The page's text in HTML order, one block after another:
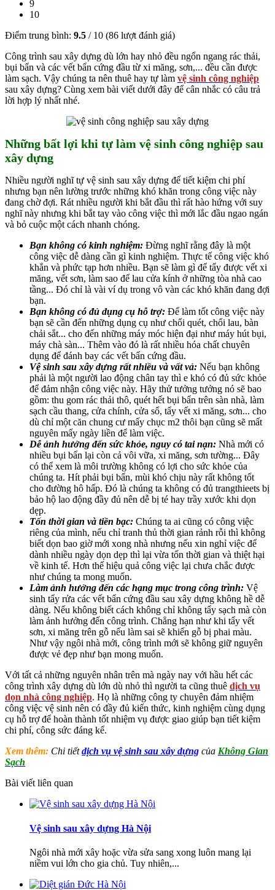
9
10
Điểm trung bình: 9.5 / 10 (86 lượt đánh giá)
Công trình sau xây dựng dù lớn hay nhỏ đều ngổn ngang rác thải,
bụi bẩn và các vết bẩn cứng đầu từ xi măng, sơn,... đều cần được
làm sạch. Vậy chúng ta nên thuê hay tự làm vệ sinh công nghiệp
sau xây dựng? Cùng xem bài viết dưới đây để cân nhắc có câu trả
lời hợp lý nhất nhé.
Những bất lợi khi tự làm vệ sinh công nghiệp sau
xây dựng
Nhiều người nghĩ tự vệ sinh sau xây dựng để tiết kiệm chi phí
nhưng bạn nên lường trước những khó khăn trong công việc này
đang chờ đợi. Rát nhiều người khi bắt đầu thì rất hào hứng với suy
nghĩ này nhưng khi bắt tay vào công việc thì mới lắc đầu ngao ngán
và bỏ cuộc một cách nhanh chóng.
Bạn không có kinh nghiệm: Đừng nghĩ rằng đây là một
công việc dễ dàng cần gì kinh nghiệm. Thực tế công việc khó
khắn và phức tạp hơn nhiều. Bạn sẽ làm gì để tẩy được vết xi
măng, vết sơn, làm sao để lau cửa kính ở những tòa nhà cao
tầng... Đó chỉ là vài ví dụ trong vô vàn các khó khăn đang đợi
bạn.
Bạn không có đủ dụng cụ hỗ trợ: Để làm tốt công việc này
bạn sẽ cần đến những dụng cụ như chổi quét, chổi lau, bàn
chải sắt... cho đến những máy móc hiện đại như máy hút bụi,
máy chà sàn... Thêm vào đó là rất nhiều hóa chất chuyên
dụng để đánh bay các vết bẩn cứng đầu.
Vệ sinh sau xây dựng rất nhiều và vất vả: Nếu bạn không
phải là một người lao động chân tay thì e khó có đủ sức khỏe
để đảm nhận công việc này. Hãy thử tưởng tưởng nó sẽ bao
gồm: thu gom rác thải thô, quét hết bụi bẩn trên sàn nhà, làm
sạch cầu thang, cửa chính, cửa sổ, tẩy vết xi măng, sơn... cho
dù chỉ một căn chung cư mấy chục m2 thôi bạn cũng sẽ mất
nguyên mấy ngày liền để làm việc.
Dễ ảnh hưởng đến sức khỏe, nguy có tai nạn: Nhà mới có
nhiều bụi bẩn lại còn cả vôi vữa, xi măng, sơn tường... Đây
có thể xem là môi trường không có lợi cho sức khỏe của
chúng ta. Hít phải bụi bẩn, mùi khó chịu này rất không tốt
cho đường hô hấp. Đó là chúng ta không có đủ trangthieets bị
bảo hộ lao động đầy đủ nên dễ bị té hay trầy xước khi dọn
dẹp.
Tốn thời gian và tiền bạc: Chúng ta ai cũng có công việc
riêng của mình, nếu chỉ tranh thủ thời gian rảnh rỗi thì không
biết dọn bao giờ mới xong nhà nhưng nếu xin nghỉ việc để
dành nhiều ngày dọn dẹp thì lại vừa tốn thời gian và thiệt hại
về kinh tế. Hơn thế hiệu quả công việc lại chưa chắc được
như chúng ta mong muốn.
Làm ảnh hưởng đến các hạng mục trong công trình: Vệ
sinh tẩy rửa các vết bẩn cứng đầu sau xây dựng không hề dễ
dàng. Nếu không biết cách không chỉ không tẩy sạch mà còn
làm ảnh hưởng đến công trình. Chẳng hạn như khi tẩy vết
sơn, xi măng trên gỗ nếu làm sai sẽ khiến gỗ bị phai màu.
Như vậy ngôi nhà mới, công trình mới sẽ không giữ nguyên
được vẻ đẹp như bạn mong muốn.
Với tất cả những nguyên nhân trên mà ngày nay với hầu hết các
công trình xây dựng dù lớn dù nhỏ thì người ta cũng thuê dịch vụ
dọn nhà công nghiệp. Họ là những công ty chuyên đảm nhiệm
công việc vệ sinh nên có đầy đủ kiến thức, kinh nghiệm cùng dụng
cụ hỗ trợ để hoàn thành tốt nhiệm vụ được giao giúp bạn tiết kiệm
chi phí, công sức đáng kể.
Xem thêm: Chi tiếtdịch vụ vệ sinh sau xây dựng của Không Gian
Sạch
Bài viết liên quan
Vệ sinh sau xây dựng Hà Nội
Ngôi nhà mới xây hoặc vừa sửa sang xong luôn mang lại
niềm vui lớn cho gia chủ. Tuy nhiên,...